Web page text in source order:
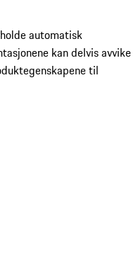
automatisk
kan delvis avvike
til